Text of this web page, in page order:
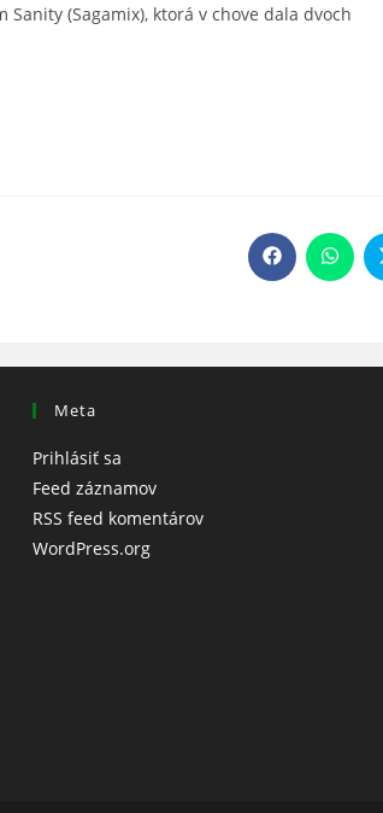
(Sagamix), ktorá v chove dala dvoch
Opens
in
Opens
in
Meta
Prihlásiť sa
Feed záznamov
RSS feed komentárov
WordPress.org